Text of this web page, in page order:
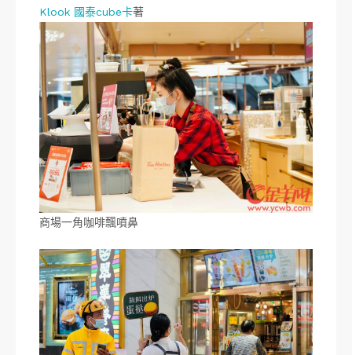
Klook 國泰cube卡著
商場一角咖啡飄噴鼻